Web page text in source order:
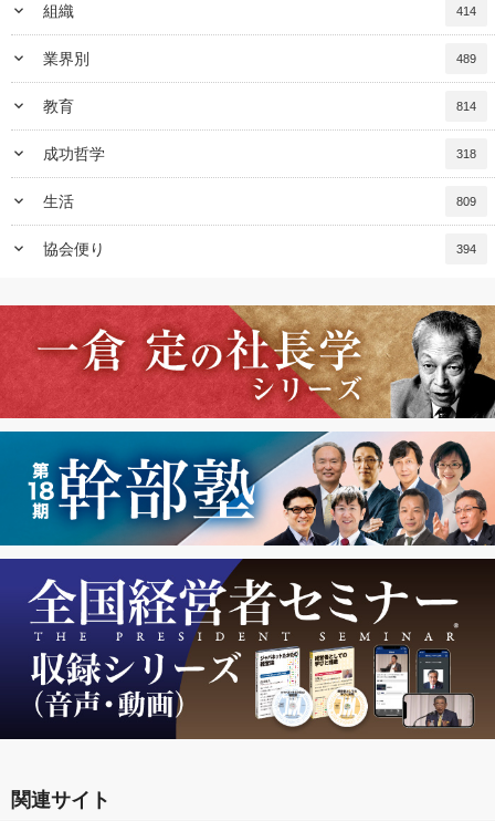
keyboard_arrow_down 組織 414
keyboard_arrow_down 業界別 489
keyboard_arrow_down 教育 814
keyboard_arrow_down 成功哲学 318
keyboard_arrow_down 生活 809
keyboard_arrow_down 協会便り 394
関連サイト